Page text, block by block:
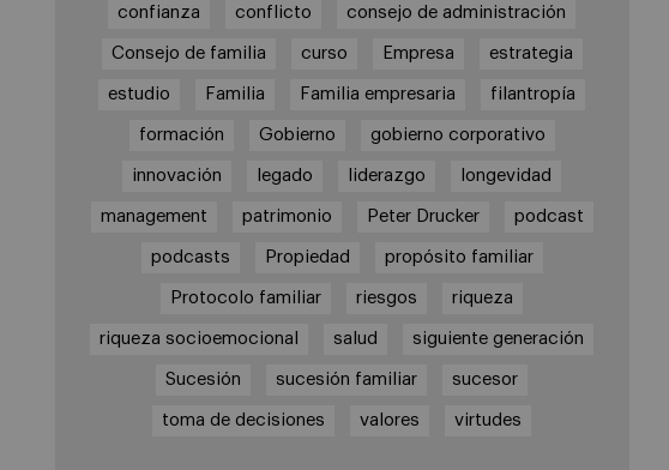
confianza conflicto consejo de administración
Consejo de familia curso Empresa estrategia
estudio Familia Familia empresaria filantropía
formación Gobierno gobierno corporativo
innovación legado liderazgo longevidad
management patrimonio Peter Drucker podcast
podcasts Propiedad propósito familiar
Protocolo familiar riesgos riqueza
riqueza socioemocional salud siguiente generación
Sucesión sucesión familiar sucesor
toma de decisiones valores virtudes